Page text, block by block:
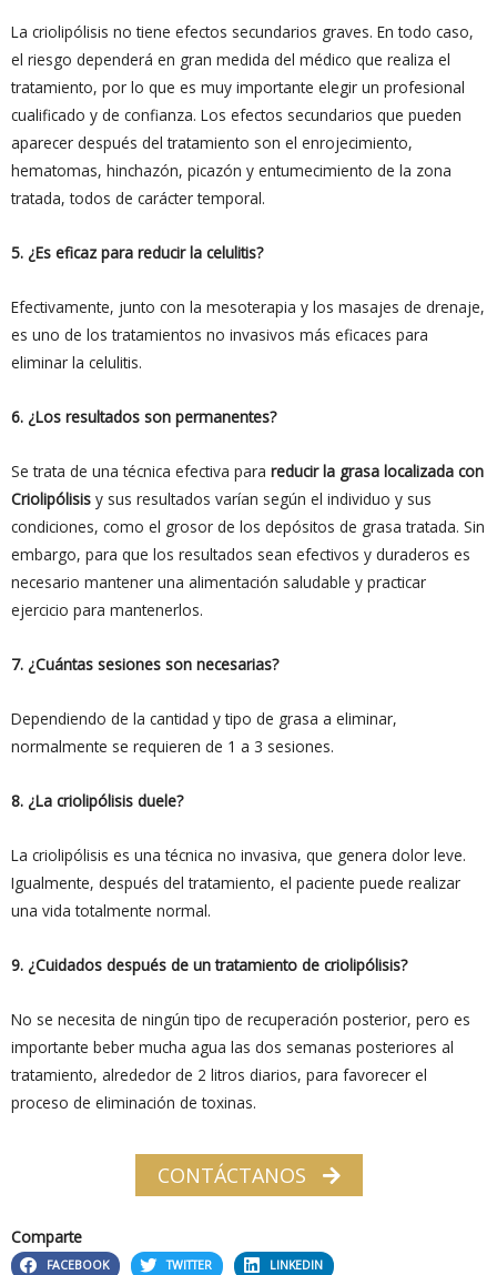
La criolipólisis no tiene efectos secundarios graves. En todo caso,
el riesgo dependerá en gran medida del médico que realiza el
tratamiento, por lo que es muy importante elegir un profesional
cualificado y de confianza. Los efectos secundarios que pueden
aparecer después del tratamiento son el enrojecimiento,
hematomas, hinchazón, picazón y entumecimiento de la zona
tratada, todos de carácter temporal.
5. ¿Es eficaz para reducir la celulitis?
Efectivamente, junto con la mesoterapia y los masajes de drenaje,
es uno de los tratamientos no invasivos más eficaces para
eliminar la celulitis.
6. ¿Los resultados son permanentes?
Se trata de una técnica efectiva para reducir la grasa localizada con
Criolipólisis y sus resultados varían según el individuo y sus
condiciones, como el grosor de los depósitos de grasa tratada. Sin
embargo, para que los resultados sean efectivos y duraderos es
necesario mantener una alimentación saludable y practicar
ejercicio para mantenerlos.
7. ¿Cuántas sesiones son necesarias?
Dependiendo de la cantidad y tipo de grasa a eliminar,
normalmente se requieren de 1 a 3 sesiones.
8. ¿La criolipólisis duele?
La criolipólisis es una técnica no invasiva, que genera dolor leve.
Igualmente, después del tratamiento, el paciente puede realizar
una vida totalmente normal.
9. ¿Cuidados después de un tratamiento de criolipólisis?
No se necesita de ningún tipo de recuperación posterior, pero es
importante beber mucha agua las dos semanas posteriores al
tratamiento, alrededor de 2 litros diarios, para favorecer el
proceso de eliminación de toxinas.
CONTÁCTANOS
Comparte
FACEBOOK TWITTER LINKEDIN